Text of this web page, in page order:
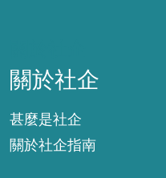
關於社企
甚麼是社企
關於社企指南